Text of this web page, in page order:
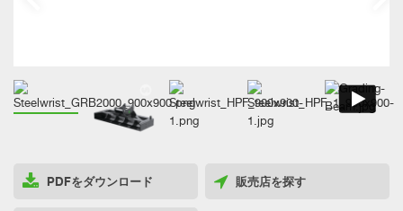
PDFをダウンロード 販売店を探す